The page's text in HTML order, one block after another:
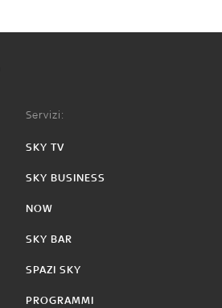
Servizi:
SKY TV
SKY BUSINESS
NOW
SKY BAR
SPAZI SKY
PROGRAMMI